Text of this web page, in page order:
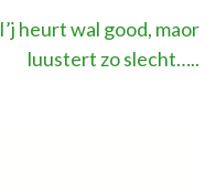
I’j heurt wal good, maor
luustert zo slecht…..